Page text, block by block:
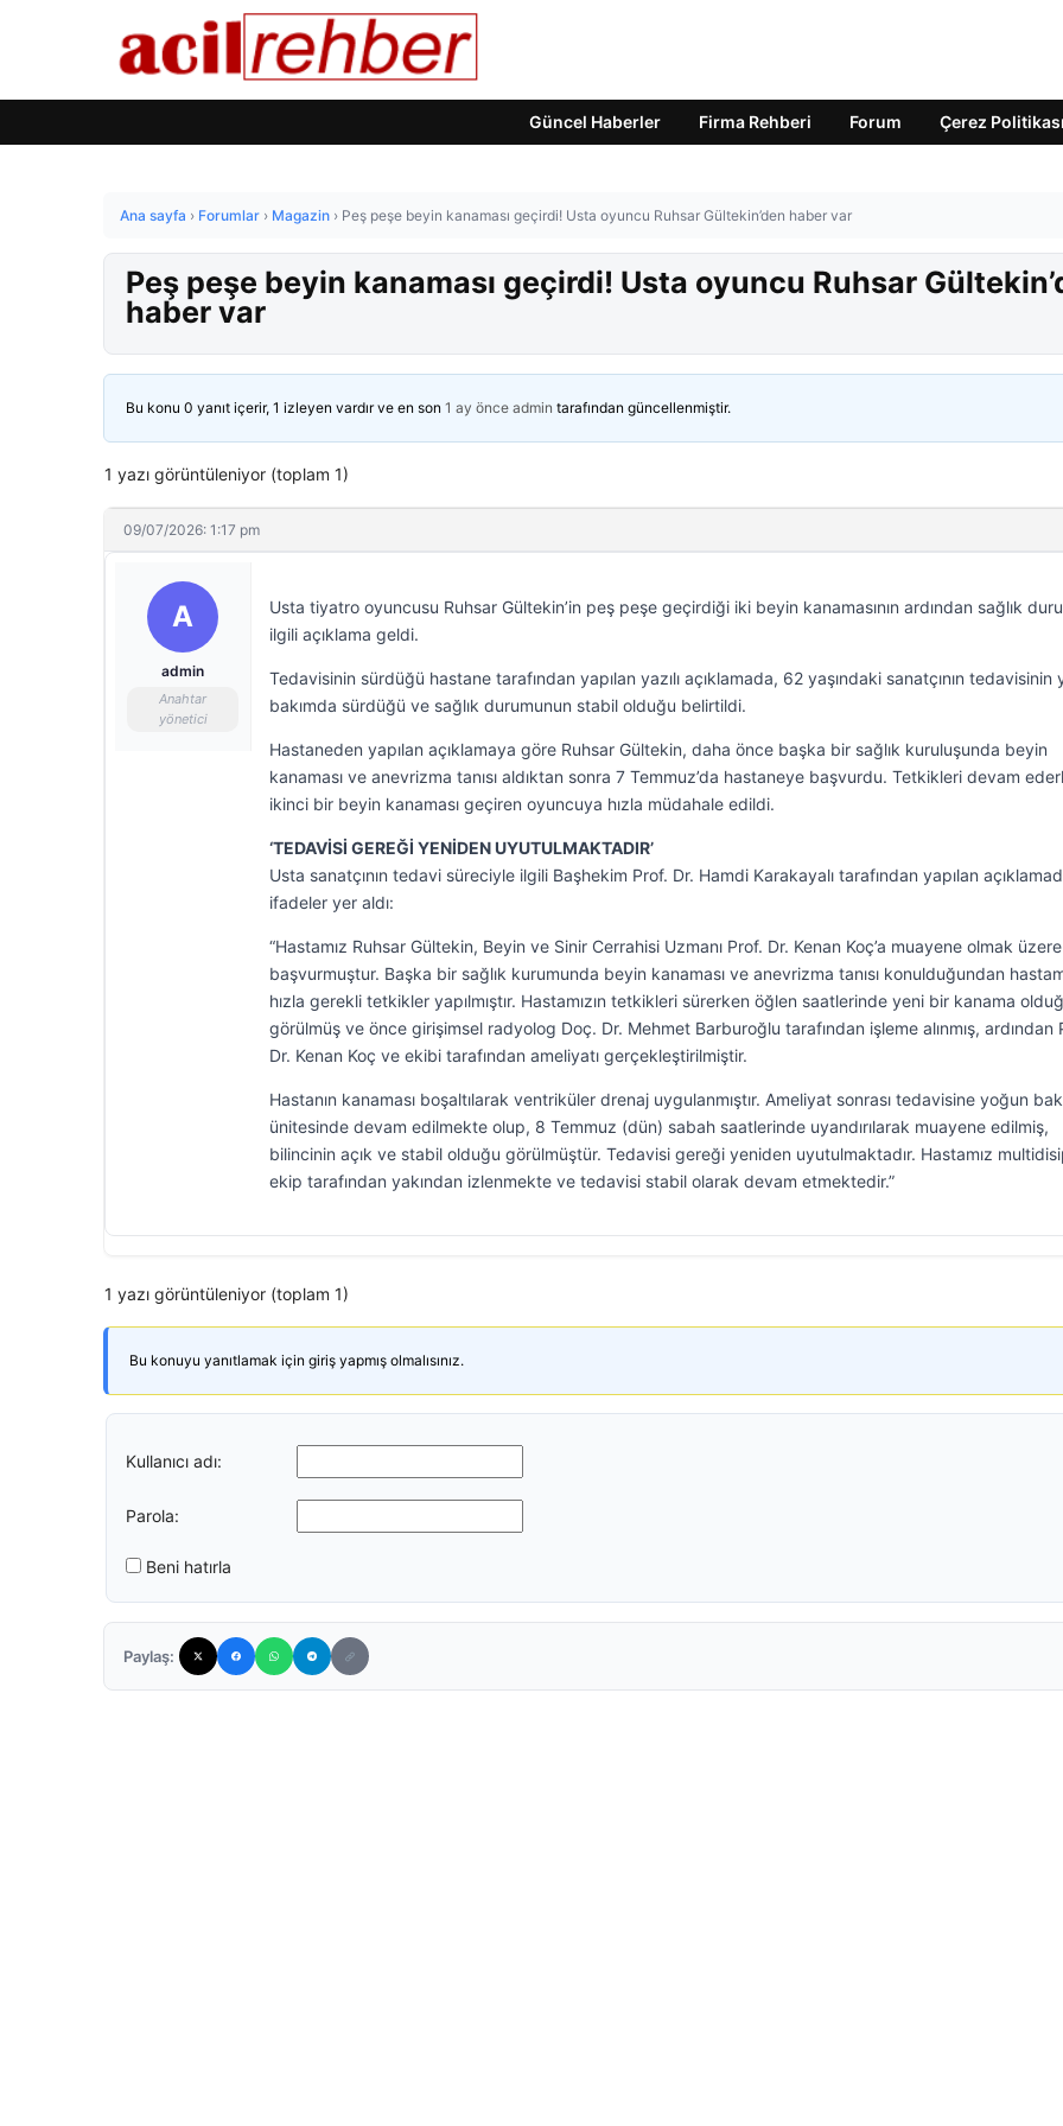
Güncel Haberler Firma Rehberi Forum Çerez Politikası
Ana sayfa › Forumlar › Magazin › Peş peşe beyin kanaması geçirdi! Usta oyuncu Ruhsar Gültekin’den haber var
Peş peşe beyin kanaması geçirdi! Usta oyuncu Ruhsar
haber var
Bu konu 0 yanıt içerir, 1 izleyen vardır ve en son 1 ay önce admin tarafından güncellenmiştir.
1 yazı görüntüleniyor (toplam 1)
09/07/2026: 1:17 pm
A
admin
Anahtar
yönetici
Usta tiyatro oyuncusu Ruhsar Gültekin’in peş peşe geçirdiği iki beyin kanamasının ardından sağlık
ilgili açıklama geldi.
Tedavisinin sürdüğü hastane tarafından yapılan yazılı açıklamada, 62 yaşındaki sanatçının tedavisinin
bakımda sürdüğü ve sağlık durumunun stabil olduğu belirtildi.
Hastaneden yapılan açıklamaya göre Ruhsar Gültekin, daha önce başka bir sağlık kuruluşunda beyin
kanaması ve anevrizma tanısı aldıktan sonra 7 Temmuz’da hastaneye başvurdu. Tetkikleri devam
ikinci bir beyin kanaması geçiren oyuncuya hızla müdahale edildi.
‘TEDAVİSİ GEREĞİ YENİDEN UYUTULMAKTADIR’
Usta sanatçının tedavi süreciyle ilgili Başhekim Prof. Dr. Hamdi Karakayalı tarafından yapılan
ifadeler yer aldı:
“Hastamız Ruhsar Gültekin, Beyin ve Sinir Cerrahisi Uzmanı Prof. Dr. Kenan Koç’a muayene olmak üzere
başvurmuştur. Başka bir sağlık kurumunda beyin kanaması ve anevrizma tanısı konulduğundan
hızla gerekli tetkikler yapılmıştır. Hastamızın tetkikleri sürerken öğlen saatlerinde yeni bir kanama
görülmüş ve önce girişimsel radyolog Doç. Dr. Mehmet Barburoğlu tarafından işleme alınmış, ardından
Dr. Kenan Koç ve ekibi tarafından ameliyatı gerçekleştirilmiştir.
Hastanın kanaması boşaltılarak ventriküler drenaj uygulanmıştır. Ameliyat sonrası tedavisine yoğun
ünitesinde devam edilmekte olup, 8 Temmuz (dün) sabah saatlerinde uyandırılarak muayene edilmiş,
bilincinin açık ve stabil olduğu görülmüştür. Tedavisi gereği yeniden uyutulmaktadır. Hastamız
ekip tarafından yakından izlenmekte ve tedavisi stabil olarak devam etmektedir.”
1 yazı görüntüleniyor (toplam 1)
Bu konuyu yanıtlamak için giriş yapmış olmalısınız.
Kullanıcı adı:
Parola:
Beni hatırla
Paylaş: